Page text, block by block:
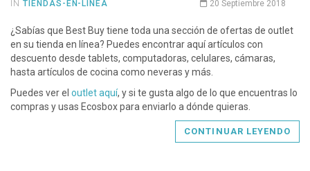
IN TIENDAS-EN-LINEA 20 Septiembre 2018
¿Sabías que Best Buy tiene toda una sección de ofertas de outlet
en su tienda en línea? Puedes encontrar aquí artículos con
descuento desde tablets, computadoras, celulares, cámaras,
hasta artículos de cocina como neveras y más.
Puedes ver el outlet aquí, y si te gusta algo de lo que encuentras lo
compras y usas Ecosbox para enviarlo a dónde quieras.
CONTINUAR LEYENDO